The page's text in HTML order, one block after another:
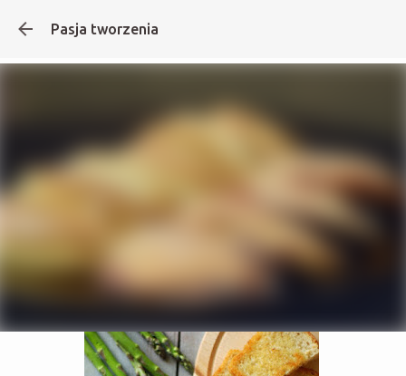
Pasja tworzenia